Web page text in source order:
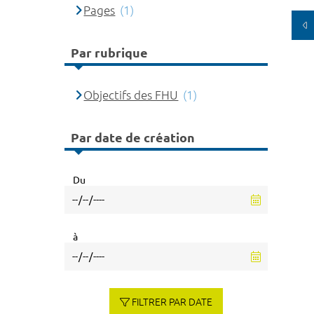
Pages (1)
Par rubrique
Objectifs des FHU (1)
Par date de création
Du
à
FILTRER PAR DATE